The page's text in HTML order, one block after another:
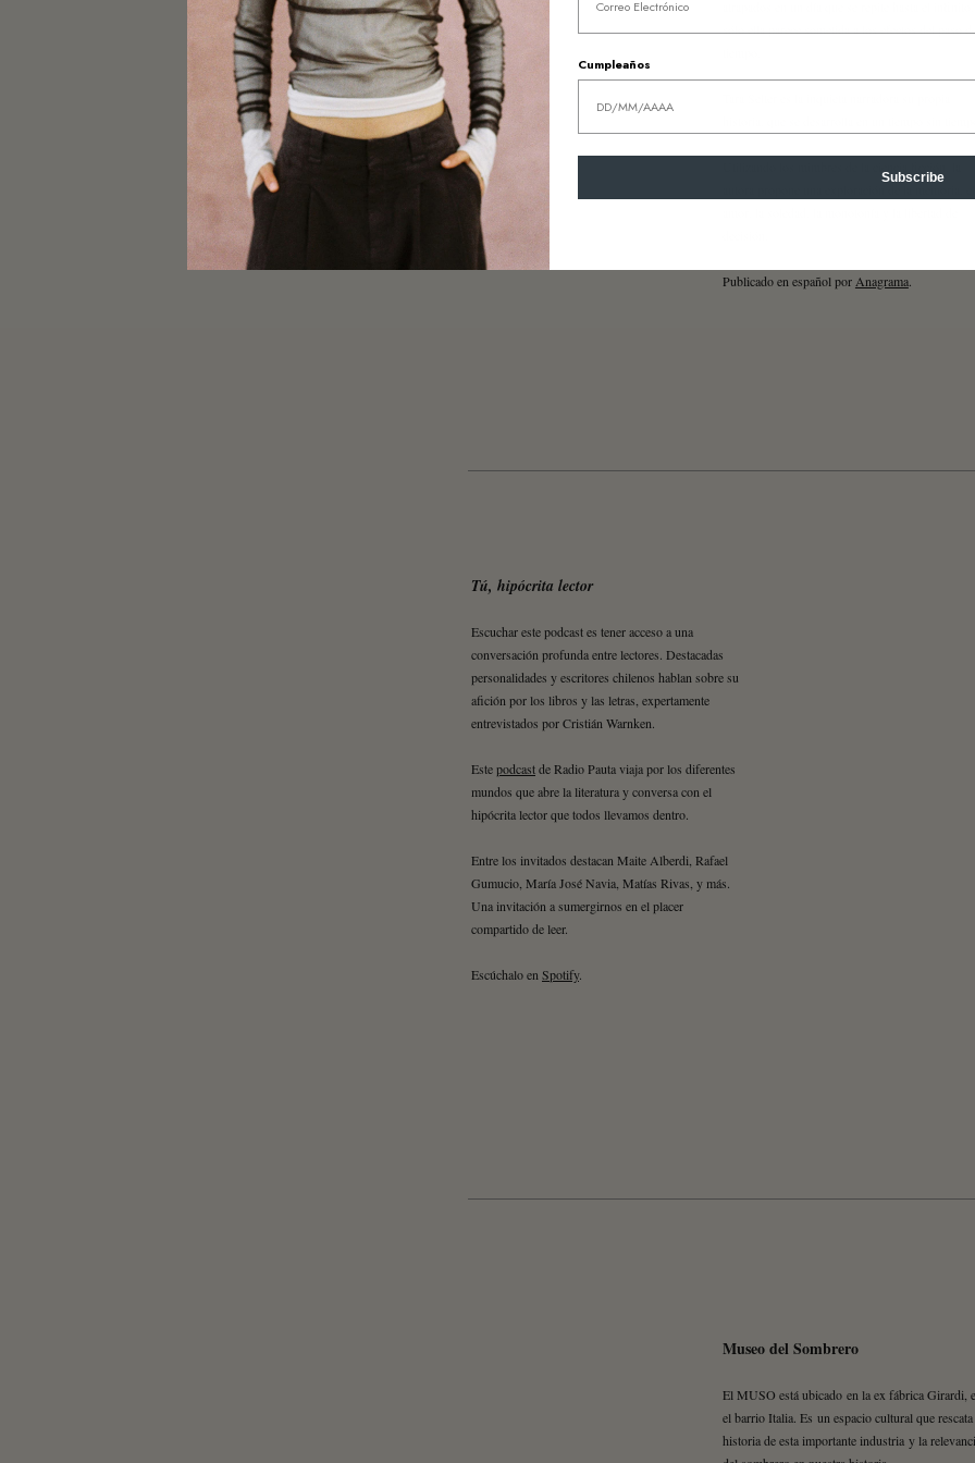
sólo ella parece sometida a los efectos del paso
Publicado en español por Anagrama.
Tú, hipócrita lector
Escuchar este podcast es tener acceso a una
conversación profunda entre lectores. Destacadas
personalidades y escritores chilenos hablan sobre su
afición por los libros y las letras, expertamente
entrevistados por Cristián Warnken.
Estepodcastde Radio Pauta viaja por los diferentes
mundos que abre la literatura y conversa con el
hipócrita lector que todos llevamos dentro.
Entre los invitados destacan Maite Alberdi, Rafael
Gumucio, María José Navia, Matías Rivas, y más.
Una invitación a sumergirnos en el placer
compartido de leer.
Escúchalo en Spotify.
Museo del Sombrero
El MUSO está ubicado en la ex fábrica Girardi,
el barrio Italia. Es un espacio cultural que
historia de esta importante industria y la
Cumpleaños
Subscribe